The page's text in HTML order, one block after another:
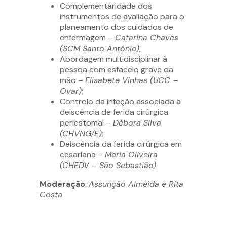
Complementaridade dos
instrumentos de avaliação para o
planeamento dos cuidados de
enfermagem – Catarina Chaves
(SCM Santo António);
Abordagem multidisciplinar à
pessoa com esfacelo grave da
mão – Elisabete Vinhas (UCC –
Ovar);
Controlo da infeção associada a
deiscência de ferida cirúrgica
periestomal – Débora Silva
(CHVNG/E);
Deiscência da ferida cirúrgica em
cesariana – Maria Oliveira
(CHEDV – São Sebastião).
Moderação: Assunção Almeida e Rita
Costa